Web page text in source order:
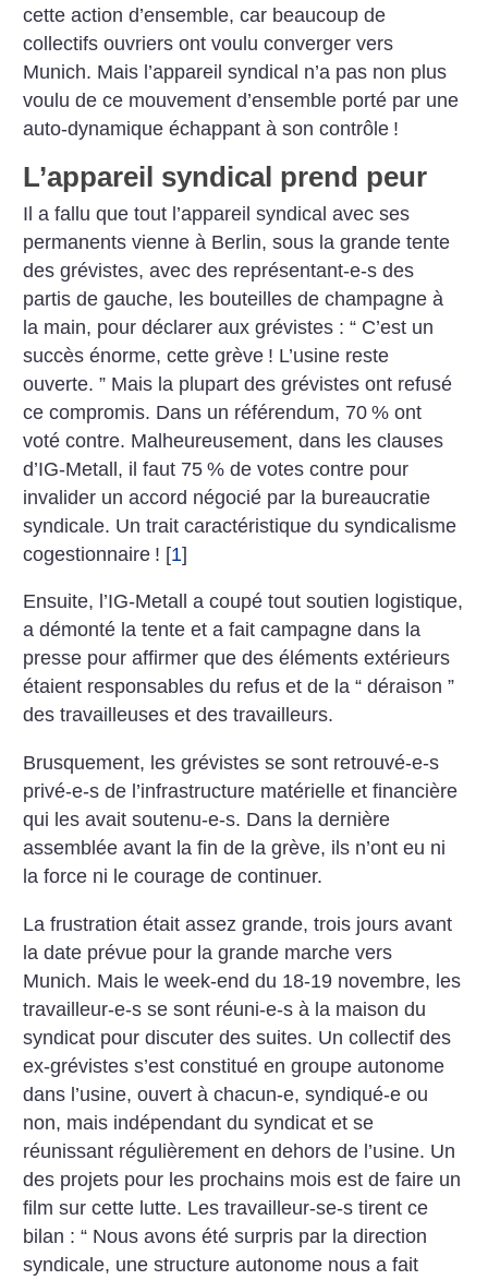
cette action d’ensemble, car beaucoup de
collectifs ouvriers ont voulu converger vers
Munich. Mais l’appareil syndical n’a pas non plus
voulu de ce mouvement d’ensemble porté par une
auto-dynamique échappant à son contrôle !
L’appareil syndical prend peur
Il a fallu que tout l’appareil syndical avec ses
permanents vienne à Berlin, sous la grande tente
des grévistes, avec des représentant-e-s des
partis de gauche, les bouteilles de champagne à
la main, pour déclarer aux grévistes : “ C’est un
succès énorme, cette grève ! L’usine reste
ouverte. ” Mais la plupart des grévistes ont refusé
ce compromis. Dans un référendum, 70 % ont
voté contre. Malheureusement, dans les clauses
d’IG-Metall, il faut 75 % de votes contre pour
invalider un accord négocié par la bureaucratie
syndicale. Un trait caractéristique du syndicalisme
cogestionnaire ! [1]
Ensuite, l’IG-Metall a coupé tout soutien logistique,
a démonté la tente et a fait campagne dans la
presse pour affirmer que des éléments extérieurs
étaient responsables du refus et de la “ déraison ”
des travailleuses et des travailleurs.
Brusquement, les grévistes se sont retrouvé-e-s
privé-e-s de l’infrastructure matérielle et financière
qui les avait soutenu-e-s. Dans la dernière
assemblée avant la fin de la grève, ils n’ont eu ni
la force ni le courage de continuer.
La frustration était assez grande, trois jours avant
la date prévue pour la grande marche vers
Munich. Mais le week-end du 18-19 novembre, les
travailleur-e-s se sont réuni-e-s à la maison du
syndicat pour discuter des suites. Un collectif des
ex-grévistes s’est constitué en groupe autonome
dans l’usine, ouvert à chacun-e, syndiqué-e ou
non, mais indépendant du syndicat et se
réunissant régulièrement en dehors de l’usine. Un
des projets pour les prochains mois est de faire un
film sur cette lutte. Les travailleur-se-s tirent ce
bilan : “ Nous avons été surpris par la direction
syndicale, une structure autonome nous a fait